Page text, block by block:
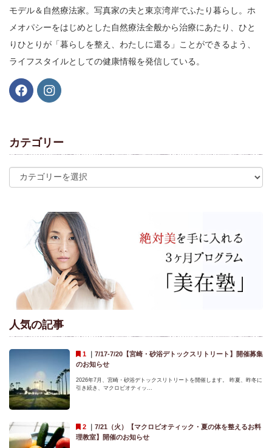
モデル＆自然療法家。写真家の夫と東京湾岸でふたり暮らし。ホ
メオパシーをはじめとした自然療法全般から治療にあたり、ひと
りひとりが「暮らしを整え、わたしに還る」ことができるよう、
ライフスタイルとしての健康情報を発信している。
カテゴリー
人気の記事
｜ 7/17-7/20【宮崎・砂浴デトックスリトリート】開催募集
のお知らせ
2026年7月、宮崎・砂浴デトックスリトリートを開催します。 昨夏、昨冬に
引き続き、マクロビオティッ...
｜ 7/21（火）【マクロビオティック・夏の体を整えるお料
理教室】開催のお知らせ